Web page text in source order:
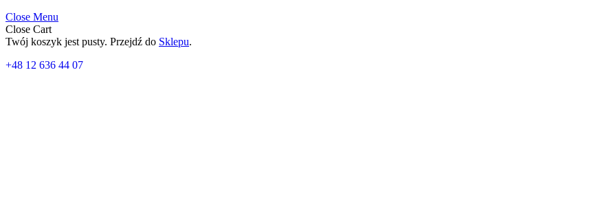
Close Menu
Close Cart
Twój koszyk jest pusty. Przejdź do Sklepu.
+48 12 636 44 07